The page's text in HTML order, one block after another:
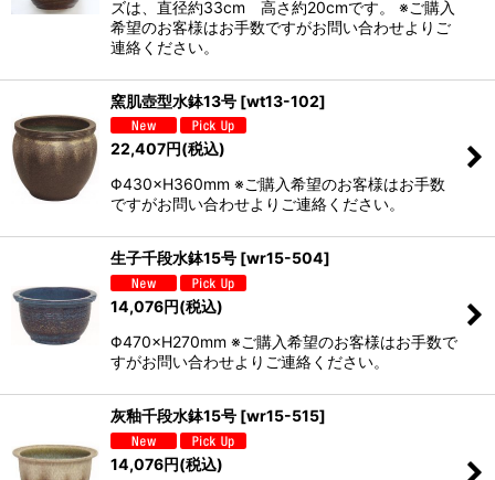
ズは、直径約33cm 高さ約20cmです。 ※ご購入
希望のお客様はお手数ですがお問い合わせよりご
連絡ください。
窯肌壺型水鉢13号 [wt13-102]
22,407円(税込)
Φ430×H360mm ※ご購入希望のお客様はお手数
ですがお問い合わせよりご連絡ください。
生子千段水鉢15号 [wr15-504]
14,076円(税込)
Φ470×H270mm ※ご購入希望のお客様はお手数で
すがお問い合わせよりご連絡ください。
灰釉千段水鉢15号 [wr15-515]
14,076円(税込)